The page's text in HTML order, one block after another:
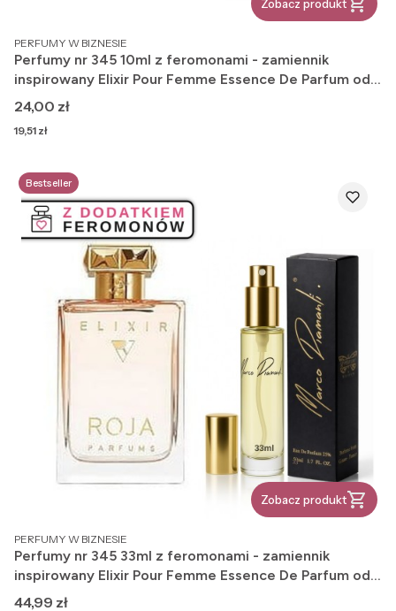
Zobacz produkt
PRODUCENT
PERFUMY W BIZNESIE
Perfumy nr 345 10ml z feromonami - zamiennik
inspirowany Elixir Pour Femme Essence De Parfum od
Roja Dove
Cena
24,00 zł
Cena
19,51 zł
Bestseller
Zobacz produkt
PRODUCENT
PERFUMY W BIZNESIE
Perfumy nr 345 33ml z feromonami - zamiennik
inspirowany Elixir Pour Femme Essence De Parfum od
Roja Dove
Cena
44,99 zł